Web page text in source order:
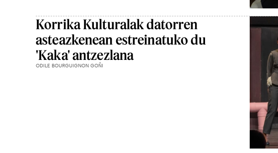
Korrika Kulturalak datorren
asteazkenean estreinatuko du
'Kaka' antzezlana
ODILE BOURGUIGNON GOÑI